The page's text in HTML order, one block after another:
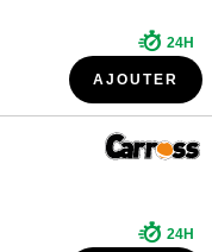
24H
AJOUTER
24H